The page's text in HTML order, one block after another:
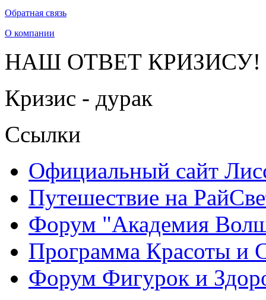
Обратная связь
О компании
НАШ ОТВЕТ КРИЗИСУ!
Кризис - дурак
Ссылки
Официальный сайт
Путешествие на
Форум "Академия
Программа Красоты и
Форум Фигурок и